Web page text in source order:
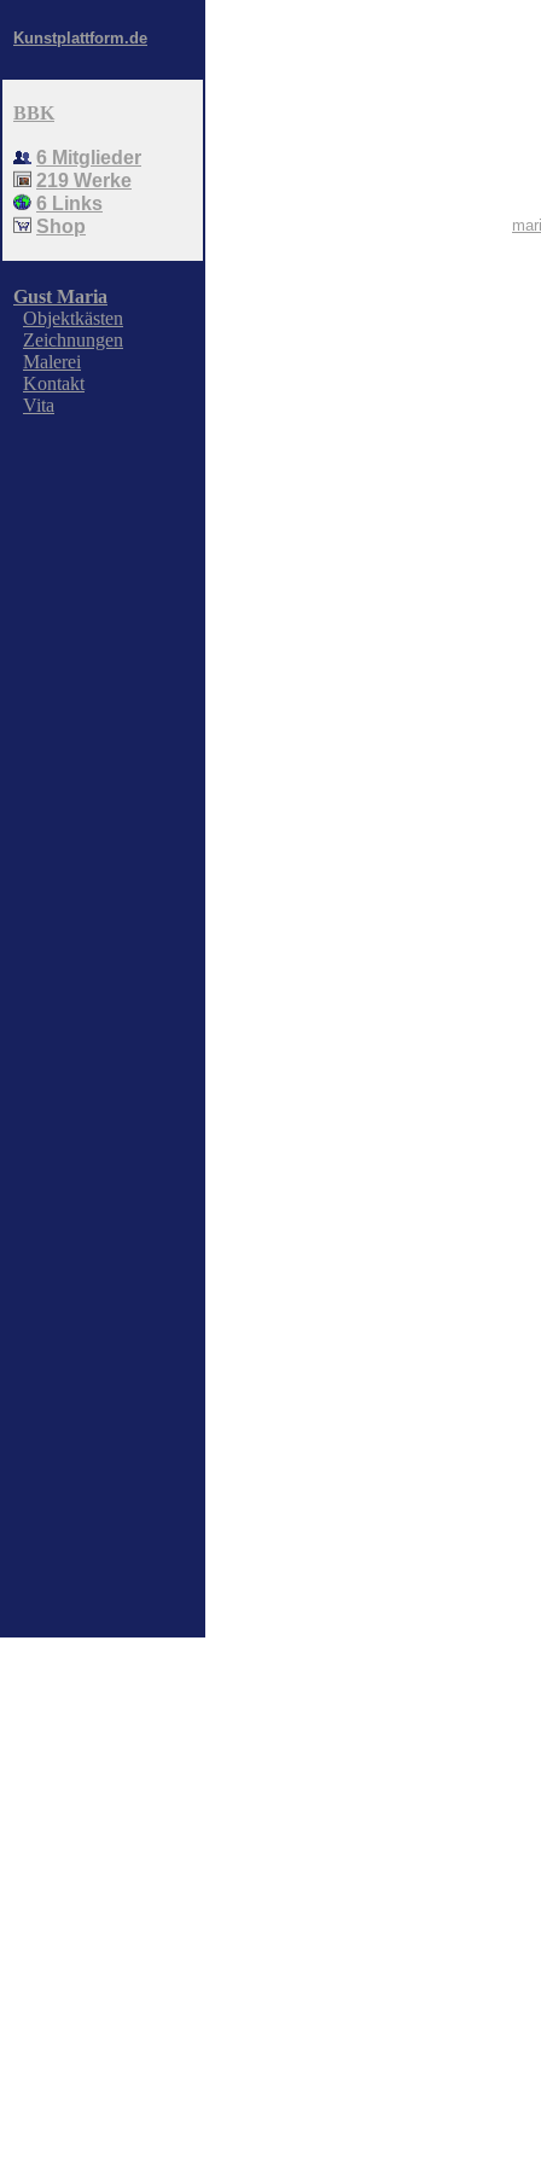
Kunstplattform.de
BBK
6 Mitglieder
219 Werke
6 Links
Shop
Gust Maria
Objektkästen
Zeichnungen
Malerei
Kontakt
Vita